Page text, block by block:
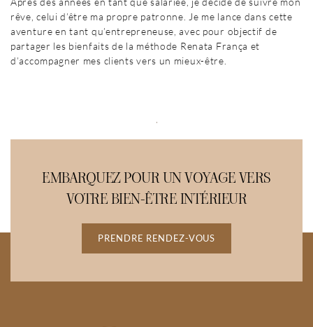
rêve, celui d’être ma propre patronne. Je me lance dans cette
aventure en tant qu’entrepreneuse, avec pour objectif de
partager les bienfaits de la méthode Renata França et
d’accompagner mes clients vers un mieux-être.
EMBARQUEZ POUR UN VOYAGE VERS
VOTRE BIEN-ÊTRE INTÉRIEUR
PRENDRE RENDEZ-VOUS